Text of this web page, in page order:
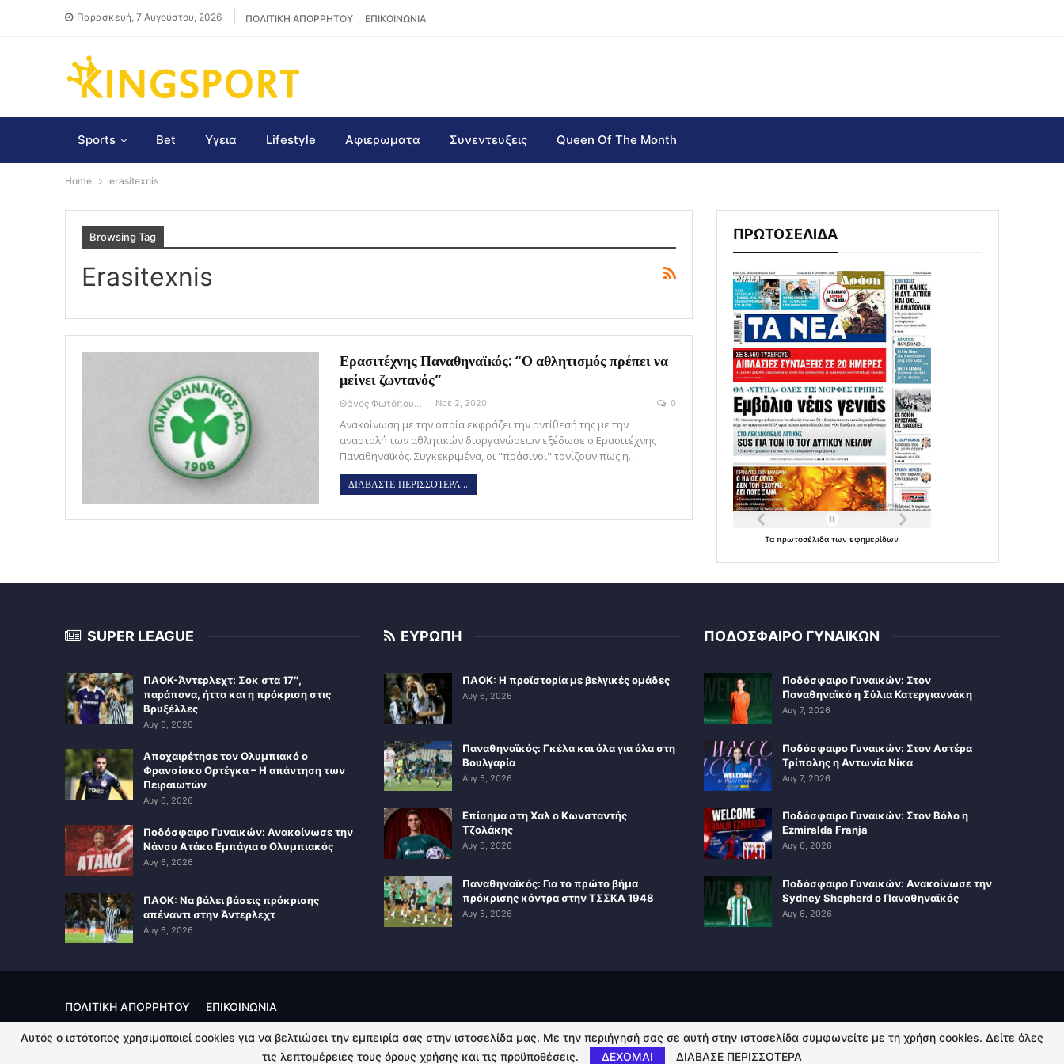
Παρασκευή, 7 Αυγούστου, 2026 ΠΟΛΙΤΙΚΗ ΑΠΟΡΡΗΤΟΥ ΕΠΙΚΟΙΝΩΝΙΑ
Sports Bet Υγεια Lifestyle Αφιερωματα Συνεντευξεις Queen Of The Month
Home erasitexnis
Browsing Tag
Erasitexnis
Ερασιτέχνης Παναθηναϊκός: “Ο αθλητισμός πρέπει να
μείνει ζωντανός”
Θάνος Φωτόπουλος Νοέ 2, 2020 0
Ανακοίνωση με την οποία εκφράζει την αντίθεσή της με την
αναστολή των αθλητικών διοργανώσεων εξέδωσε ο Ερασιτέχνης
Παναθηναϊκός. Συγκεκριμένα, οι "πράσινοι" τονίζουν πως η…
ΔΙΑΒΑΣΤΕ ΠΕΡΙΣΣΟΤΕΡΑ...
ΠΡΩΤΟΣΕΛΙΔΑ
Ταπρωτοσέλιδατωνεφημερίδων
SUPER LEAGUE
ΠΑΟΚ-Άντερλεχτ: Σοκ στα 17″,
παράπονα, ήττα και η πρόκριση στις
Βρυξέλλες
Αυγ 6, 2026
Αποχαιρέτησε τον Ολυμπιακό ο
Φρανσίσκο Ορτέγκα – Η απάντηση των
Πειραιωτών
Αυγ 6, 2026
Ποδόσφαιρο Γυναικών: Ανακοίνωσε την
Νάνσυ Ατάκο Εμπάγια ο Ολυμπιακός
Αυγ 6, 2026
ΠΑΟΚ: Να βάλει βάσεις πρόκρισης
απέναντι στην Άντερλεχτ
Αυγ 6, 2026
ΕΥΡΩΠΗ
ΠΑΟΚ: Η προϊστορία με βελγικές ομάδες
Αυγ 6, 2026
Παναθηναϊκός: Γκέλα και όλα για όλα στη
Βουλγαρία
Αυγ 5, 2026
Επίσημα στη Χαλ ο Κωνσταντής
Τζολάκης
Αυγ 5, 2026
Παναθηναϊκός: Για το πρώτο βήμα
πρόκρισης κόντρα στην ΤΣΣΚΑ 1948
Αυγ 5, 2026
ΠΟΔΟΣΦΑΙΡΟ ΓΥΝΑΙΚΩΝ
Ποδόσφαιρο Γυναικών: Στον
Παναθηναϊκό η Σύλια Κατεργιαννάκη
Αυγ 7, 2026
Ποδόσφαιρο Γυναικών: Στον Αστέρα
Τρίπολης η Αντωνία Νίκα
Αυγ 7, 2026
Ποδόσφαιρο Γυναικών: Στον Βόλο η
Ezmiralda Franja
Αυγ 6, 2026
Ποδόσφαιρο Γυναικών: Ανακοίνωσε την
Sydney Shepherd ο Παναθηναϊκός
Αυγ 6, 2026
ΠΟΛΙΤΙΚΗ ΑΠΟΡΡΗΤΟΥ ΕΠΙΚΟΙΝΩΝΙΑ
© 2026 - Kingsport.gr. All Rights Reserved.
Αυτός ο ιστότοπος χρησιμοποιεί cookies για να βελτιώσει την εμπειρία σας στην ιστοσελίδα μας. Με την περιήγησή σας σε αυτή στην ιστοσελίδα συμφωνείτε με τη χρήση cookies. Δείτε όλες
τις λεπτομέρειες τους όρους χρήσης και τις προϋποθέσεις.
ΔΕΧΟΜΑΙ ΔΙΑΒΑΣΕ ΠΕΡΙΣΣΟΤΕΡΑ